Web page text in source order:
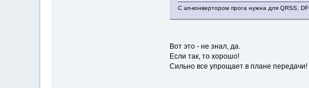
С ап-конвертором прога нужна для QRSS,
Вот это - не знал, да.
Если так, то хорошо!
Сильно все упрощает в плане передачи!